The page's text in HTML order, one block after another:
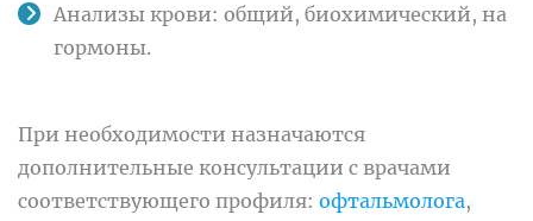
Анализы крови: общий, биохимический, на
гормоны.
При необходимости назначаются
дополнительные консультации с врачами
соответствующего профиля: офтальмолога,